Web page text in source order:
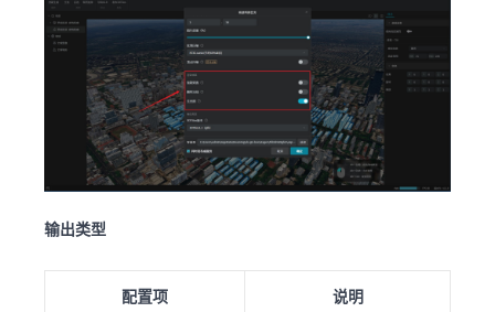
输出类型
配置项 说明